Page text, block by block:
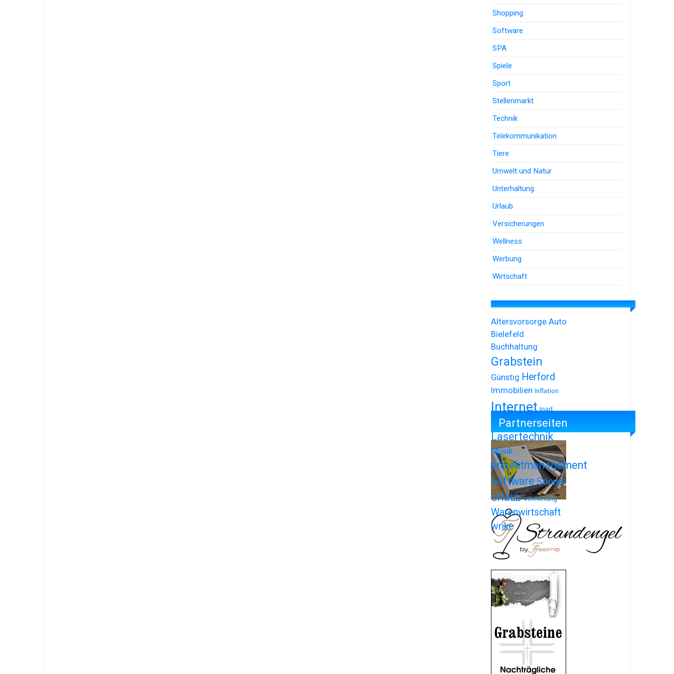
Shopping
Software
SPA
Spiele
Sport
Stellenmarkt
Technik
Telekommunikation
Tiere
Umwelt und Natur
Unterhaltung
Urlaub
Versicherungen
Wellness
Werbung
Wirtschaft
Altersvorsorge Auto
Bielefeld
Buchhaltung
Grabstein
Günstig Herford
Immobilien Inflation
Internet Ipad
Iphone
Lasertechnik
Musik
projektmanagement
softwareSonne
Urlaub Vermietung
Warenwirtschaft
wrike
Partnerseiten